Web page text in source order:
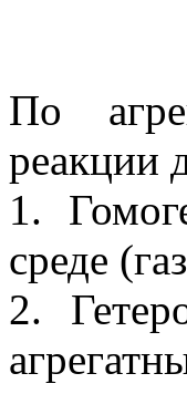
По
реакции
1.
среде
2.